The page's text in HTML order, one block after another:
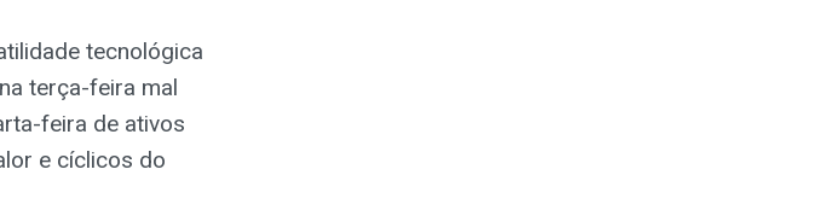
tecnológica
terça-feira mal
feira de ativos
e cíclicos do